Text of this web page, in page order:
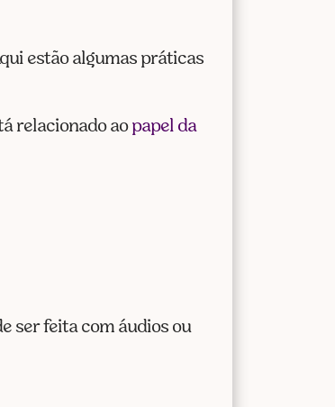
estão algumas práticas
relacionado ao papel da
ser feita com áudios ou